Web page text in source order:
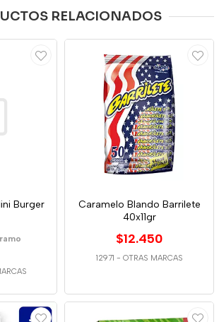
RELACIONADOS
Burger
Caramelo Blando Barrilete
40x11gr
$12.450
12971 - OTRAS MARCAS